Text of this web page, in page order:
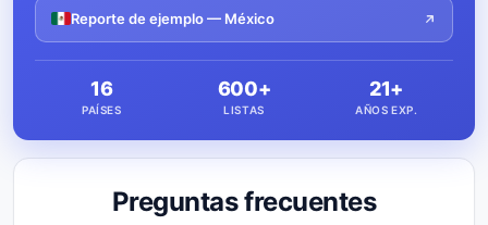
Preguntas frecuentes
Reporte de ejemplo — México
16
PAÍSES
600+
LISTAS
21+
AÑOS EXP.